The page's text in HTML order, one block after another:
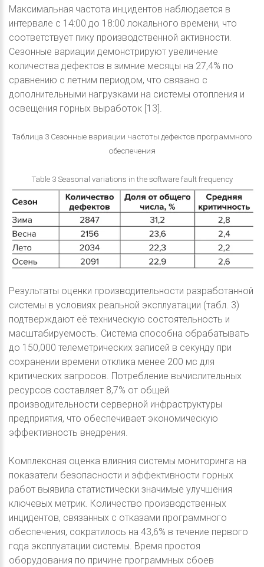
Максимальная частота инцидентов наблюдается в
интервале с 14:00 до 18:00 локального времени, что
соответствует пику производственной активности.
Сезонные вариации демонстрируют увеличение
количества дефектов в зимние месяцы на 27,4% по
сравнению с летним периодом, что связано с
дополнительными нагрузками на системы отопления и
освещения горных выработок [13].
Таблица 3 Сезонные вариации частоты дефектов программного
обеспечения
Table 3 Seasonal variations in the software fault frequency
Результаты оценки производительности разработанной
системы в условиях реальной эксплуатации (табл. 3)
подтверждают её техническую состоятельность и
масштабируемость. Система способна обрабатывать
до 150,000 телеметрических записей в секунду при
сохранении времени отклика менее 200 мс для
критических запросов. Потребление вычислительных
ресурсов составляет 8,7% от общей
производительности серверной инфраструктуры
предприятия, что обеспечивает экономическую
эффективность внедрения.
Комплексная оценка влияния системы мониторинга на
показатели безопасности и эффективности горных
работ выявила статистически значимые улучшения
ключевых метрик. Количество производственных
инцидентов, связанных с отказами программного
обеспечения, сократилось на 43,6% в течение первого
года эксплуатации системы. Время простоя
оборудования по причине программных сбоев